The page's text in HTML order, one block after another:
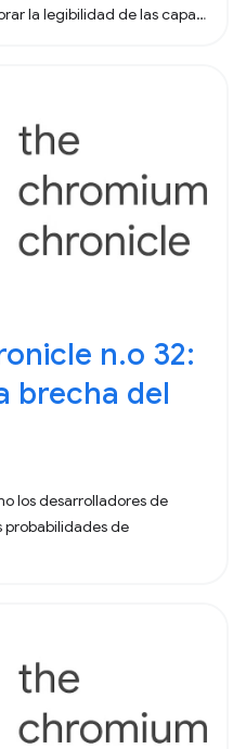
la legibilidad de las capas
n.o 32:
brecha del
los desarrolladores de
probabilidades de